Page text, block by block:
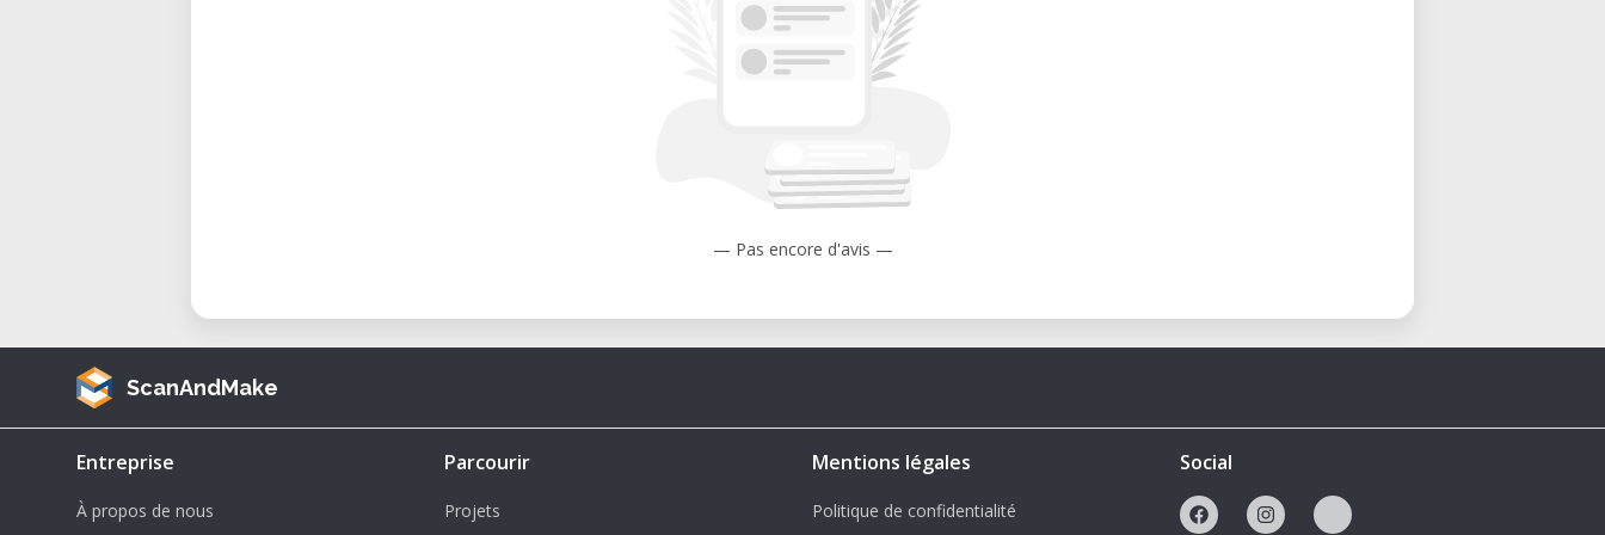
— Pas encore d'avis —
ScanAndMake
Entreprise
À propos de nous
Parcourir
Projets
Mentions légales
Politique de confidentialité
Social